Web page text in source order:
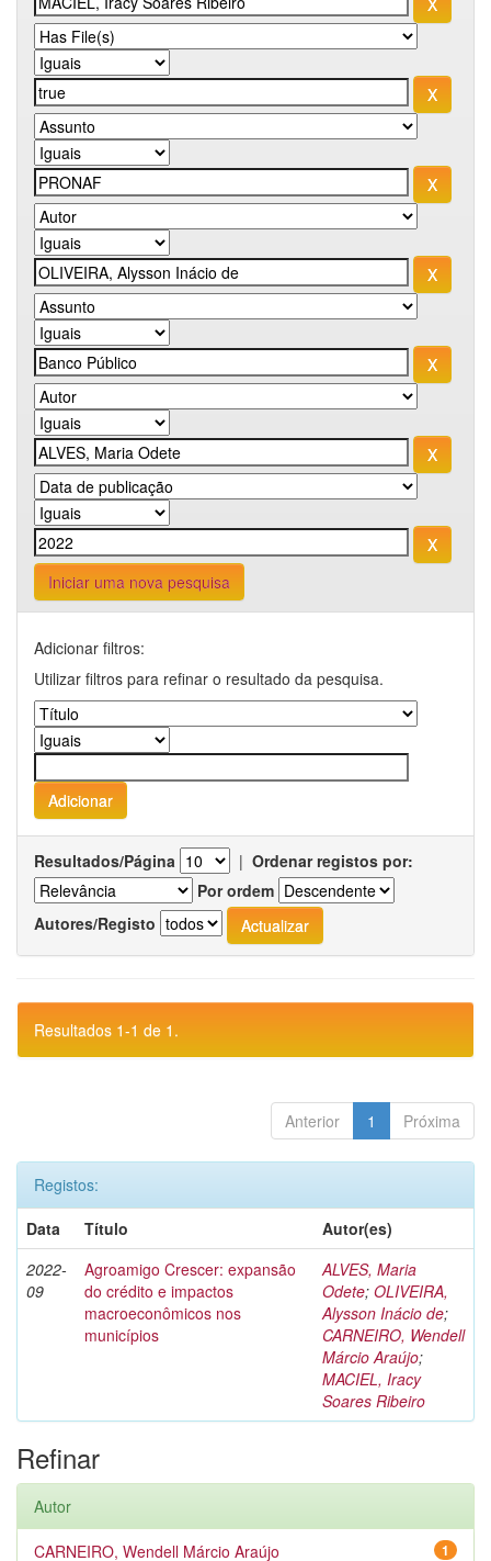
Iniciar uma nova pesquisa
Adicionar filtros:
Utilizar filtros para refinar o resultado da pesquisa.
Resultados/Página | Ordenar registos por:
Por ordem
Autores/Registo
Resultados 1-1 de 1.
Anterior 1 Próxima
Registos:
Data
Título
Autor(es)
2022-
09
Agroamigo Crescer: expansão
do crédito e impactos
macroeconômicos nos
municípios
ALVES, Maria
Odete; OLIVEIRA,
Alysson Inácio de;
CARNEIRO, Wendell
Márcio Araújo;
MACIEL, Iracy
Soares Ribeiro
Refinar
Autor
1
CARNEIRO, Wendell Márcio Araújo